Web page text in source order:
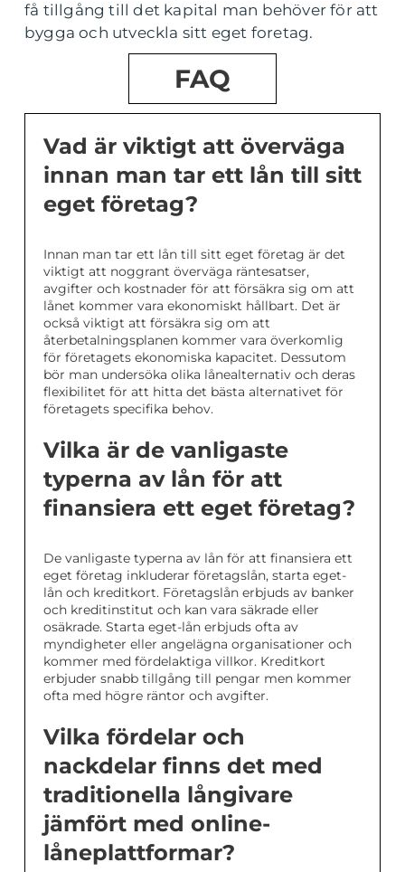
få tillgång till det kapital man behöver för att
bygga och utveckla sitt eget foretag.
FAQ
Vad är viktigt att överväga
innan man tar ett lån till sitt
eget företag?
Innan man tar ett lån till sitt eget företag är det
viktigt att noggrant överväga räntesatser,
avgifter och kostnader för att försäkra sig om att
lånet kommer vara ekonomiskt hållbart. Det är
också viktigt att försäkra sig om att
återbetalningsplanen kommer vara överkomlig
för företagets ekonomiska kapacitet. Dessutom
bör man undersöka olika lånealternativ och deras
flexibilitet för att hitta det bästa alternativet för
företagets specifika behov.
Vilka är de vanligaste
typerna av lån för att
finansiera ett eget företag?
De vanligaste typerna av lån för att finansiera ett
eget företag inkluderar företagslån, starta eget-
lån och kreditkort. Företagslån erbjuds av banker
och kreditinstitut och kan vara säkrade eller
osäkrade. Starta eget-lån erbjuds ofta av
myndigheter eller angelägna organisationer och
kommer med fördelaktiga villkor. Kreditkort
erbjuder snabb tillgång till pengar men kommer
ofta med högre räntor och avgifter.
Vilka fördelar och
nackdelar finns det med
traditionella långivare
jämfört med online-
låneplattformar?